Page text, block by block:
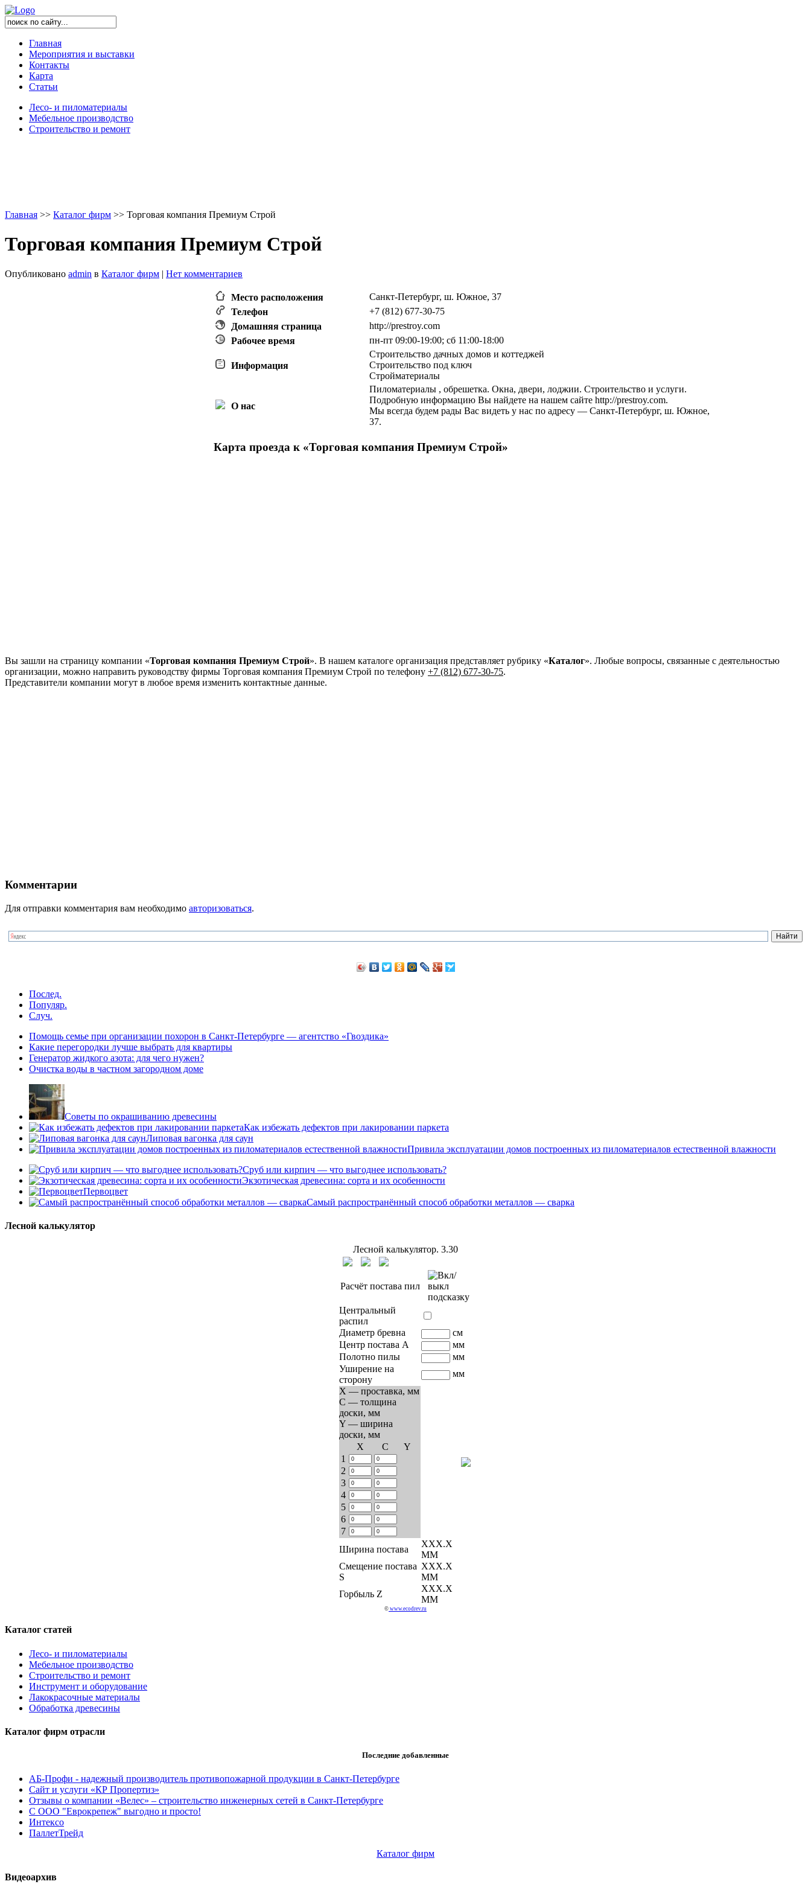
Главная
Мероприятия и выставки
Контакты
Карта
Статьи
Лесо- и пиломатериалы
Мебельное производство
Строительство и ремонт
Главная >> Каталог фирм >> Торговая компания Премиум Строй
Торговая компания Премиум Строй
Опубликовано admin в Каталог фирм | Нет комментариев
Место расположения
Санкт-Петербург, ш. Южное, 37
Телефон
+7 (812) 677-30-75
Домашняя страница
http://prestroy.com
Рабочее время
пн-пт 09:00-19:00; сб 11:00-18:00
Информация
Строительство дачных домов и коттеджей
Строительство под ключ
Стройматериалы
О нас
Пиломатериалы , обрешетка. Окна, двери, лоджии. Строительство и услуги.
Подробную информацию Вы найдете на нашем сайте http://prestroy.com.
Мы всегда будем рады Вас видеть у нас по адресу — Санкт-Петербург, ш. Южное,
37.
Карта проезда к «Торговая компания Премиум Строй»
Вы зашли на страницу компании «Торговая компания Премиум Строй». В нашем каталоге организация представляет рубрику «Каталог». Любые вопросы, связанные с деятельностью
организации, можно направить руководству фирмы Торговая компания Премиум Строй по телефону +7 (812) 677-30-75.
Представители компании могут в любое время изменить контактные данные.
Комментарии
Для отправки комментария вам необходимо авторизоваться.
Послед.
Популяр.
Случ.
Помощь семье при организации похорон в Санкт-Петербурге — агентство «Гвоздика»
Какие перегородки лучше выбрать для квартиры
Генератор жидкого азота: для чего нужен?
Очистка воды в частном загородном доме
Советы по окрашиванию древесины
Как избежать дефектов при лакировании паркета
Липовая вагонка для саун
Привила эксплуатации домов построенных из пиломатериалов естественной влажности
Сруб или кирпич — что выгоднее использовать?
Экзотическая древесина: сорта и их особенности
Первоцвет
Самый распространённый способ обработки металлов — сварка
Лесной калькулятор
Лесной калькулятор. 3.30
Расчёт постава пил
Центральный
распил
Диаметр бревна
см
Центр постава A
мм
Полотно пилы
мм
Уширение на
сторону
мм
X — проставка, мм
C — толщина
доски, мм
Y — ширина
доски, мм
Х
C
Y
1
2
3
4
5
6
7
Ширина постава
ХХХ.Х
ММ
Смещение постава
S
ХХХ.Х
ММ
Горбыль Z
ХХХ.Х
ММ
© www.ecodrev.ru
Каталог статей
Лесо- и пиломатериалы
Мебельное производство
Строительство и ремонт
Инструмент и оборудование
Лакокрасочные материалы
Обработка древесины
Каталог фирм отрасли
Последние добавленные
АБ-Профи - надежный производитель противопожарной продукции в Санкт-Петербурге
Сайт и услуги «КР Пропертиз»
Отзывы о компании «Велес» – строительство инженерных сетей в Санкт-Петербурге
С ООО "Еврокрепеж" выгодно и просто!
Интексо
ПаллетТрейд
Каталог фирм
Видеоархив